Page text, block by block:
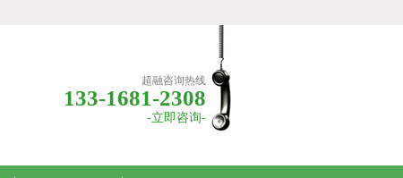
超融咨询热线
133-1681-2308
-立即咨询-